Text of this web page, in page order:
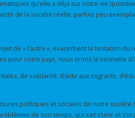
qu’elle a déjà sur notre vie
de la société réelle, parfois peu
de « l’autre », exacerbent la tentation
notre pays, nous tirons la sonnette
de solidarité, d’aide aux migrants,
politiques et sociales de notre société
de son temps, qui sait s’unir et